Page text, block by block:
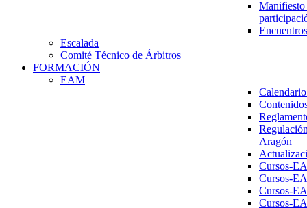
Escalada
Comité Técnico de Árbitros
FORMACIÓN
EAM
Aragón
Cursos-
Cursos-
Cursos-
Cursos-